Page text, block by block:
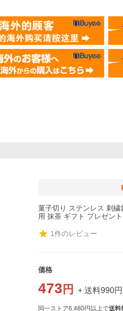
菓子切り ステンレス 刺
用 抹茶 ギフト プレゼン
1件のレビュー
価格
473 円 + 送料990円
同一ストア6,480円以上で送料